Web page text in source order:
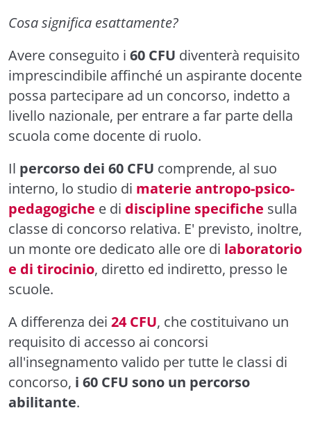
Cosa significa esattamente?
Avere conseguito i 60 CFU diventerà requisito
imprescindibile affinché un aspirante docente
possa partecipare ad un concorso, indetto a
livello nazionale, per entrare a far parte della
scuola come docente di ruolo.
Il percorso dei 60 CFU comprende, al suo
interno, lo studio di materie antropo-psico-
pedagogiche e di discipline specifiche sulla
classe di concorso relativa. E' previsto, inoltre,
un monte ore dedicato alle ore di laboratorio
e di tirocinio, diretto ed indiretto, presso le
scuole.
A differenza dei 24 CFU, che costituivano un
requisito di accesso ai concorsi
all'insegnamento valido per tutte le classi di
concorso, i 60 CFU sono un percorso
abilitante.